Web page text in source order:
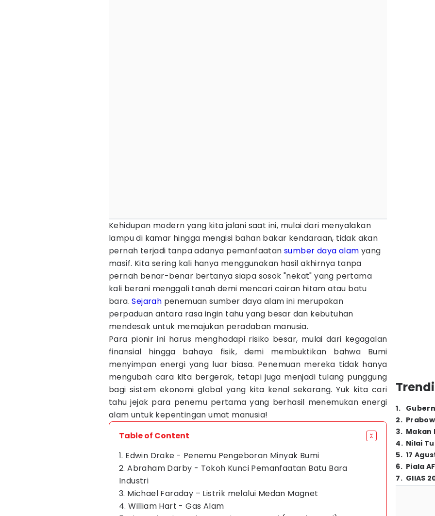
Kehidupan modern yang kita jalani saat ini, mulai dari menyalakan
lampu di kamar hingga mengisi bahan bakar kendaraan, tidak akan
pernah terjadi tanpa adanya pemanfaatan sumber daya alam yang
masif. Kita sering kali hanya menggunakan hasil akhirnya tanpa
pernah benar-benar bertanya siapa sosok "nekat" yang pertama
kali berani menggali tanah demi mencari cairan hitam atau batu
bara.Sejarah penemuan sumber daya alam ini merupakan
perpaduan antara rasa ingin tahu yang besar dan kebutuhan
mendesak untuk memajukan peradaban manusia.
Para pionir ini harus menghadapi risiko besar, mulai dari kegagalan
finansial hingga bahaya fisik, demi membuktikan bahwa Bumi
menyimpan energi yang luar biasa. Penemuan mereka tidak hanya
mengubah cara kita bergerak, tetapi juga menjadi tulang punggung
bagi sistem ekonomi global yang kita kenal sekarang. Yuk kita cari
tahu jejak para penemu pertama yang berhasil menemukan energi
alam untuk kepentingan umat manusia!
Table of Content
1. Edwin Drake - Penemu Pengeboran Minyak Bumi
2. Abraham Darby - Tokoh Kunci Pemanfaatan Batu Bara
Industri
3. Michael Faraday – Listrik melalui Medan Magnet
4. William Hart - Gas Alam
1.
2.
3. Makan
4. Nilai
5. 17
6. Piala
7. GIIAS